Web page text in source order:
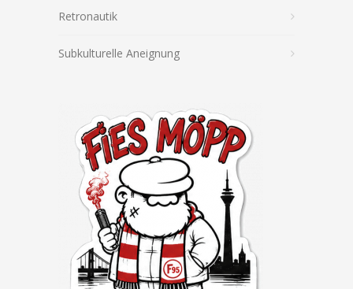
Retronautik
Subkulturelle Aneignung